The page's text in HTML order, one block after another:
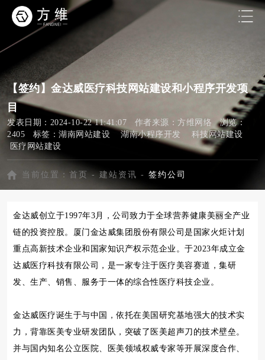
【签约】金达威医疗科技网站建设和小程序开发项
目
发表日期：2024-10-22 11:41:07 作者来源：方维网络 浏览：
2405 标签： 湖南网站建设 湖南小程序开发
科技网站建设
医疗网站建设
当前位置： 首页 - 建站资讯 - 签约公司
金达威创立于1997年3月，公司致力于全球营养健康美丽全产业
链的投资控股。厦门金达威集团股份有限公司是国家火炬计划
重点高新技术企业和国家知识产权示范企业。于2023年成立金
达威医疗科技有限公司，是一家专注于医疗美容赛道，集研
发、生产、销售、服务于一体的综合性医疗科技企业。
金达威医疗诞生于与中国，依托在美国研究基地强大的技术实
力，背靠医美专业研发团队，突破了医美超声刀的技术壁垒。
并与国内知名公立医院、医美领域权威专家等开展深度合作、